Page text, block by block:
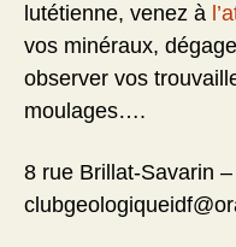
lutétienne, venez à
vos minéraux,
observer vos
moulages….
8 rue Brillat-Savarin